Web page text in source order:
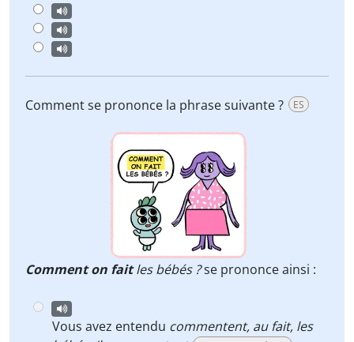
Comment se prononce la phrase suivante ? ES
Comment on faitles bébés ?se prononce ainsi :
Vous avez entendu commentent, au fait, les